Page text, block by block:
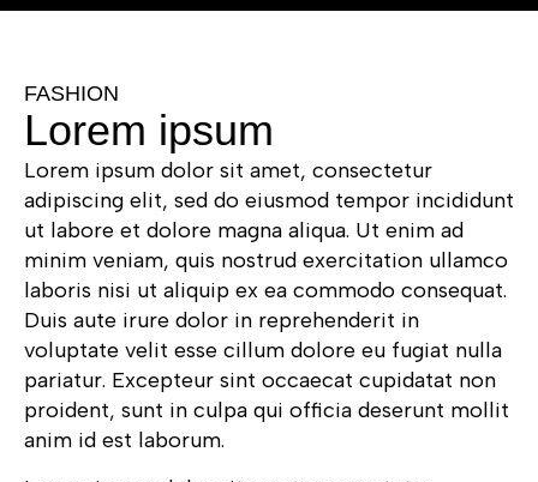
FASHION
Lorem ipsum
Lorem ipsum dolor sit amet, consectetur
adipiscing elit, sed do eiusmod tempor incididunt
ut labore et dolore magna aliqua. Ut enim ad
minim veniam, quis nostrud exercitation ullamco
laboris nisi ut aliquip ex ea commodo consequat.
Duis aute irure dolor in reprehenderit in
voluptate velit esse cillum dolore eu fugiat nulla
pariatur. Excepteur sint occaecat cupidatat non
proident, sunt in culpa qui officia deserunt mollit
anim id est laborum.